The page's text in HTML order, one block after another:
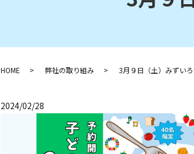
HOME 弊社の取り組み 3月９日（土）みずい
2024/02/28